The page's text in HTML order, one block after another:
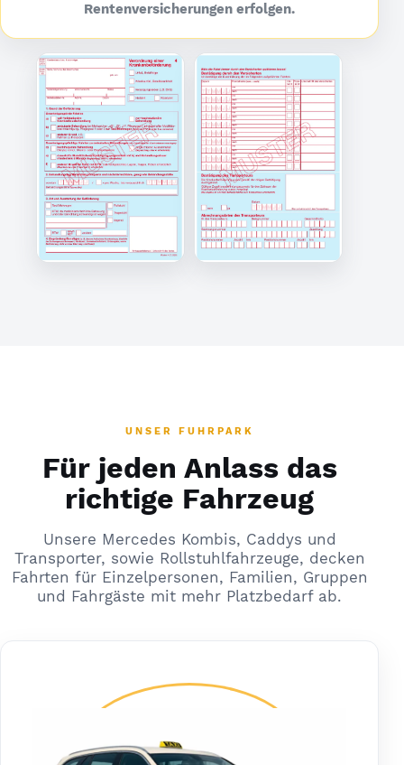
Rentenversicherungen erfolgen.
UNSER FUHRPARK
Für jeden Anlass das
richtige Fahrzeug
Unsere Mercedes Kombis, Caddys und
Transporter, sowie Rollstuhlfahrzeuge, decken
Fahrten für Einzelpersonen, Familien, Gruppen
und Fahrgäste mit mehr Platzbedarf ab.